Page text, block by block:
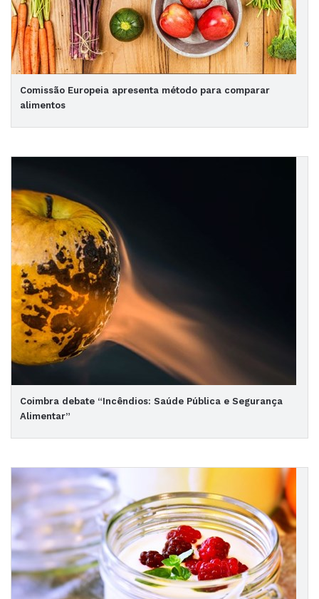
Comissão Europeia apresenta método para comparar
alimentos
Coimbra debate “Incêndios: Saúde Pública e Segurança
Alimentar”